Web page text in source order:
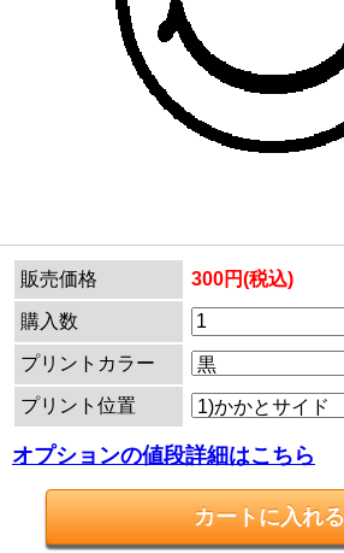
販売価格 300円(税込)
購入数
プリントカラー
プリント位置
オプションの値段詳細はこちら